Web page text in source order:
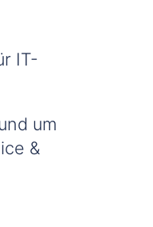
IT-
um
&